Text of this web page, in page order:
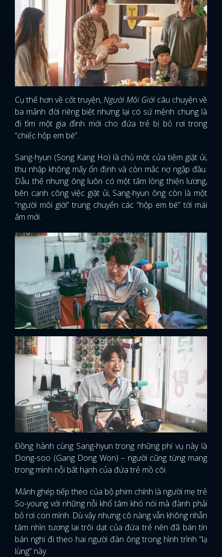
Cụ thể hơn về cốt truyện,Người Môi Giới câu chuyện về
ba mảnh đời riêng biệt nhưng lại có sứ mệnh chung là
đi tìm một gia đình mới cho đứa trẻ bị bỏ rơi trong
“chiếc hộp em bé”.
Sang-hyun (Song Kang Ho) là chủ một cửa tiệm giặt ủi,
thu nhập không mấy ổn định và còn mắc nợ ngập đầu.
Dẫu thế nhưng ông luôn có một tấm lòng thiện lương,
bên cạnh công việc giặt ủi, Sang-hyun ông còn là một
“người môi giới” trung chuyển các “hộp em bé” tới mái
ấm mới.
Đồng hành cùng Sang-hyun trong những phi vụ này là
Dong-soo (Gang Dong Won) – người cũng từng mang
trong mình nỗi bất hạnh của đứa trẻ mồ côi.
Mảnh ghép tiếp theo của bộ phim chính là người mẹ trẻ
So-young với những nỗi khổ tâm khó nói mà đành phải
bỏ rơi con mình. Dù vậy nhưng cô nàng vẫn không nhẫn
tâm nhìn tương lai trôi dạt của đứa trẻ nên đã bán tín
bán nghi đi theo hai người đàn ông trong hình trình “lạ
lùng” này.